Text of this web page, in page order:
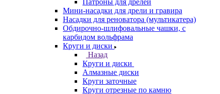
Патроны для дрелей
Мини-насадки для дрели и гравира
Насадки для реноватора (мультикатера)
Обдирочно-шлифовальные чашки, с
карбидом вольфрама
Круги и диски
Назад
Круги и диски
Алмазные диски
Круги заточные
Круги отрезные по камню